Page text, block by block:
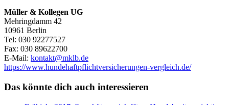
Müller & Kollegen UG
Mehringdamm 42
10961 Berlin
Tel: 030 92277527
Fax: 030 89622700
E-Mail: kontakt@mklb.de
https://www.hundehaftpflichtversicherungen-vergleich.de/
Das könnte dich auch interessieren